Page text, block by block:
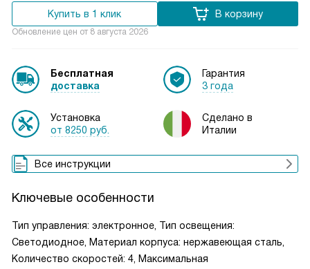
Купить в 1 клик В корзину
Обновление цен от 8 августа 2026
Бесплатная
доставка
Установка
от 8250 руб.
Гарантия
3 года
Сделано в
Италии
Все инструкции
Ключевые особенности
Тип управления: электронное, Тип освещения:
Светодиодное, Материал корпуса: нержавеющая сталь,
Количество скоростей: 4, Максимальная